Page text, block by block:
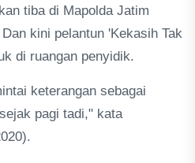
tiba di Mapolda Jatim
kini pelantun 'Kekasih Tak
di ruangan penyidik.
keterangan sebagai
pagi tadi," kata